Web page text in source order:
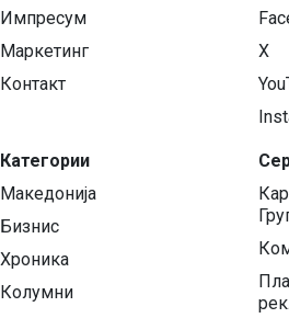
Импресум
Маркетинг
Контакт
Категории
Македонија
Бизнис
Хроника
Колумни
X